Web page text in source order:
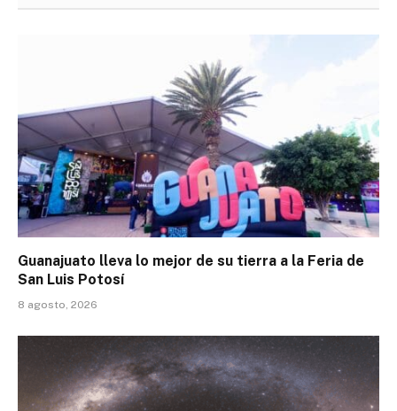
Guanajuato lleva lo mejor de su tierra a la Feria de
San Luis Potosí
8 agosto, 2026